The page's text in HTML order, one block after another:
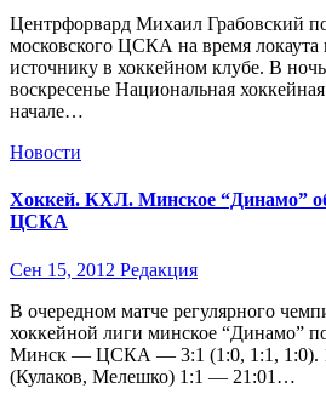
Центрфорвард Михаил Грабовский
московского ЦСКА на время
источнику в хоккейном клубе. В
воскресенье Национальная
начале…
Новости
Хоккей. КХЛ. Минское “Динамо”
ЦСКА
Сен 15, 2012 Редакция
В очередном матче регулярного
хоккейной лиги минское “Динамо”
Минск — ЦСКА — 3:1 (1:0, 1:1, 1:0).
(Кулаков, Мелешко) 1:1 — 21:01…